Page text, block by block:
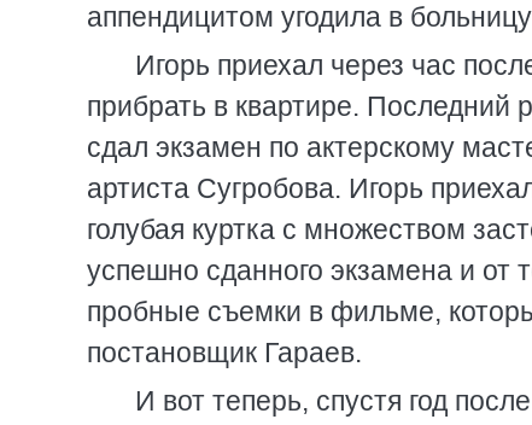
аппендицитом угодила в
Игорь приехал через час
прибрать в квартире. Последний
сдал экзамен по актерскому
артиста Сугробова. Игорь
голубая куртка с множеством
успешно сданного экзамена и от
пробные съемки в фильме,
постановщик Гараев.
И вот теперь, спустя год